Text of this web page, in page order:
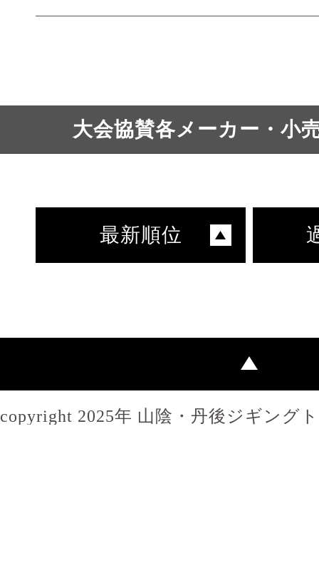
大会協賛各メーカー・小
最新順位
copyright 2025年 山陰・丹後ジギング